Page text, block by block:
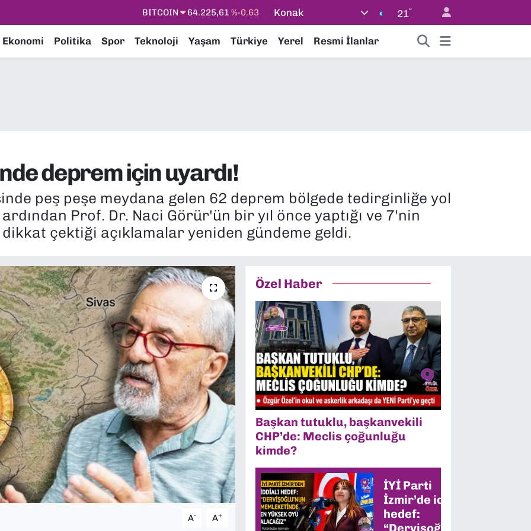
DOLAR 47,6704 %0
STERLİN 64,2143%0
Konak 21°
Ekonomi Politika Spor Teknoloji Yaşam Türkiye Yerel Resmi İlanlar
deprem için uyardı!
peş peşe meydana gelen 62 deprem bölgede tedirginliğe yol
ardından Prof. Dr. Naci Görür'ün bir yıl önce yaptığı ve 7'nin
çektiği açıklamalar yeniden gündeme geldi.
A- A+
Özel Haber
Başkan tutuklu, başkanvekili
CHP’de: Meclis çoğunluğu
kimde?
İYİ Parti
İzmir’de iddialı
hedef:
“Dervişoğlu’nun